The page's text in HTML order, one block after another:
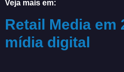
Veja mais em:
Retail Media em
mídia digital